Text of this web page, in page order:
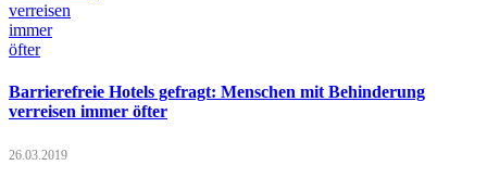
Barrierefreie Hotels gefragt: Menschen mit Behinderung
verreisen immer öfter
26.03.2019